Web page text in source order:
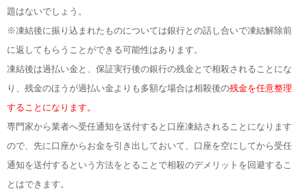
題はないでしょう。
※凍結後に振り込まれたものについては銀行との話し合いで凍結解除前
に返してもらうことができる可能性はあります。
凍結後は過払い金と、保証実行後の銀行の残金とで相殺されることにな
り、残金のほうが過払い金よりも多額な場合は相殺後の残金を任意整理
することになります。
専門家から業者へ受任通知を送付すると口座凍結されることになります
ので、先に口座からお金を引き出しておいて、口座を空にしてから受任
通知を送付するという方法をとることで相殺のデメリットを回避するこ
とはできます。